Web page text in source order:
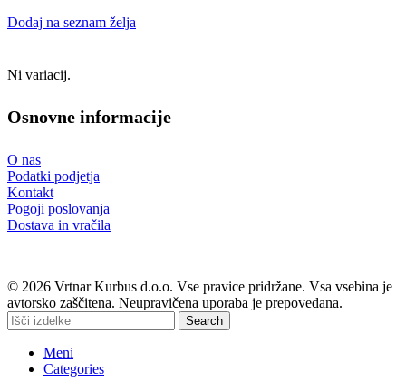
Dodaj na seznam želja
Ni variacij.
Osnovne informacije
O nas
Podatki podjetja
Kontakt
Pogoji poslovanja
Dostava in vračila
© 2026 Vrtnar Kurbus d.o.o. Vse pravice pridržane. Vsa vsebina je
avtorsko zaščitena. Neupravičena uporaba je prepovedana.
Search
Meni
Categories